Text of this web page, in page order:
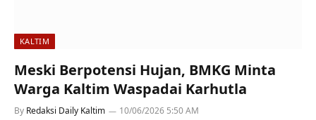
KALTIM
Meski Berpotensi Hujan, BMKG Minta
Warga Kaltim Waspadai Karhutla
By Redaksi Daily Kaltim 10/06/2026 5:50 AM